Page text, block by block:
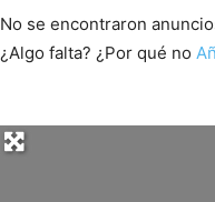
No se encontraron
¿Algo falta? ¿Por qué no